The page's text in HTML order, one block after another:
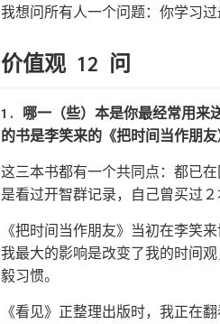
我想问所有人一个问题：你学习
价值观 12 问
1. 哪一（些）本是你最经常用来
的书是李笑来的《把时间当作朋
这三本书都有一个共同点：都已
是看过开智群记录，自己曾买过２
《把时间当作朋友》当初在李笑
我最大的影响是改变了我的时间
毅习惯。
《看见》正整理出版时，我正在